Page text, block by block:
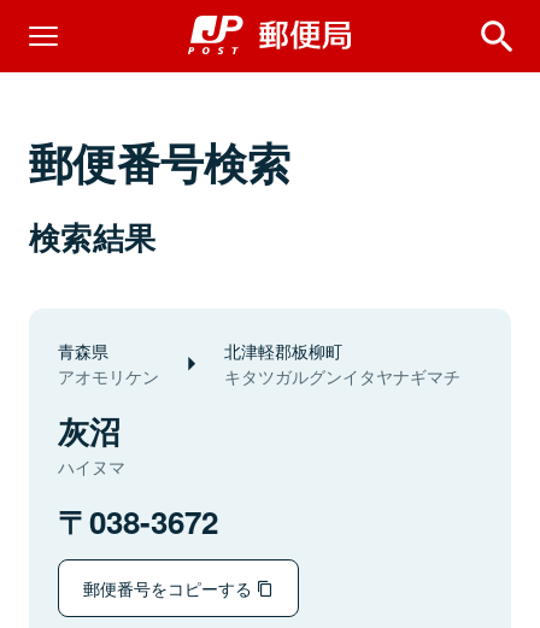
郵便番号検索
検索結果
青森県
アオモリケン
北津軽郡板柳町
キタツガルグンイタヤナギマチ
灰沼
ハイヌマ
038-3672
郵便番号をコピーする